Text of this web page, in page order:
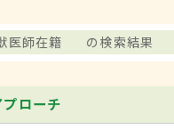
医師在籍 の検索結果
ローチ